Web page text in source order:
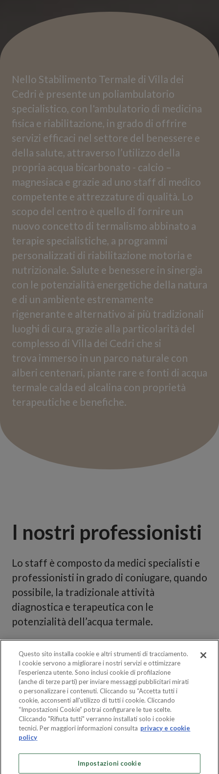
Nello Stabilimento Termale di Villa dei
Cedri è presente un poliambulatorio
specialistico, con l'ambulatorio di medicina
fisica e riabilitazione, in grado di offrire
servizi efficaci nel settore del benessere e
della salute, attraverso l’utilizzo della
propria acqua bicarbonato - calcio –
magnesiaca e grazie ad uno staff di medico
competente e attrezzature di qualità. Lo
scopo del centro è quello di fornire un
nuovo concetto di termalismo abbinato a
terapie specialistiche, a programmi
personalizzati di riabilitazione motoria e
nutrizionale. Salute e benessere in sinergia
con le potenzialità energetiche della natura
e di un ambiente estremamente
rigenerante e alternativo ai più tradizionali
luoghi di cura, grazie alla particolarità del
complesso di Villa dei Cedri che si
trova immerso in un parco naturale con
alberi centenari, piante rare e fonti di acqua
termale calda ed alcalina con proprietà
terapeutiche e benefiche.
I nostri professionisti
Lo staff è composto da medici specialisti e
professionisti in grado di coniugare, quando
possibile, la tradizionale attività
diagnostica e terapeutica con le
potenzialità dell’acqua termale.
Direttore Sanitario
Dott. Bonato Renato
Questo sito installa cookie e altri strumenti di tracciamento.
I cookie servono a migliorare i nostri servizi e ottimizzare
l'esperienza utente. Sono inclusi cookie di profilazione
(anche di terze parti) per inviare messaggi pubblicitari mirati
o personalizzare i contenuti. Cliccando su “Accetta tutti i
cookie, acconsenti all'utilizzo di tutti i cookie. Cliccando
“Impostazioni Cookie” potrai configurare le tue scelte.
Cliccando "Rifiuta tutti" verranno installati solo i cookie
tecnici. Per maggiori informazioni consulta privacy e cookie
policy
Impostazioni cookie